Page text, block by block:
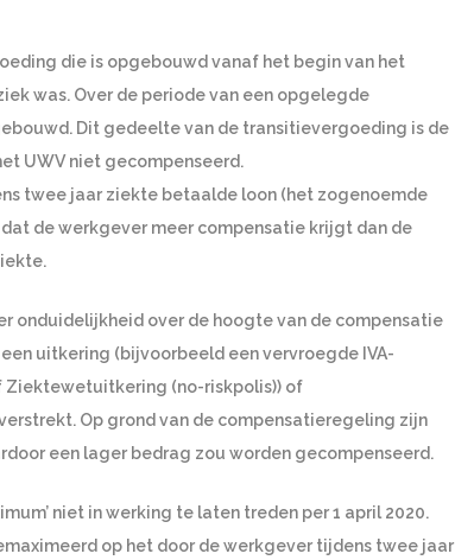
die is opgebouwd vanaf het begin van het
was. Over de periode van een opgelegde
Dit gedeelte van de transitievergoeding is de
UWV niet gecompenseerd.
twee jaar ziekte betaalde loon (het zogenoemde
de werkgever meer compensatie krijgt dan de
onduidelijkheid over de hoogte van de compensatie
uitkering (bijvoorbeeld een vervroegde IVA-
Ziektewetuitkering (no-riskpolis)) of
Op grond van de compensatieregeling zijn
een lager bedrag zou worden gecompenseerd.
niet in werking te laten treden per 1 april 2020.
op het door de werkgever tijdens twee jaar